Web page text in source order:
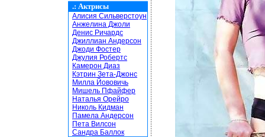
.: Актрисы
Алисия Сильверстоун
Анжелина Джоли
Денис Ричардс
Джиллиан Андерсон
Джоди Фостер
Джулия Робертс
Камерон Диаз
Кэтрин Зета-Джонс
Милла Йововичь
Мишель Пфайфер
Наталья Орейро
Николь Кидман
Памела Андерсон
Пета Вилсон
Сандра Баллок